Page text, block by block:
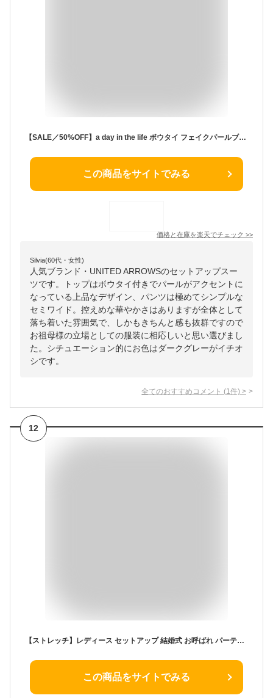
【SALE／50%OFF】a day in the life ボウタイ フェイクパールブラウス+パンツ-ウォッシャブル-＜A DAY IN THE LIFE＞ ユナイテッドアローズ アウトレット ワンピース・ドレス ワンピース グレー ベージュ ネイビー【送料無料】
この商品をサイトでみる
価格と在庫を楽天でチェック >>
Silvia(60代・女性)
人気ブランド・UNITED ARROWSのセットアップスー
ツです。トップはボウタイ付きでパールがアクセントに
なっている上品なデザイン、パンツは極めてシンプルな
セミワイド。控えめな華やかさはありますが全体として
落ち着いた雰囲気で、しかもきちんと感も抜群ですので
お祖母様の立場としての服装に相応しいと思い選びまし
た。シチュエーション的にお色はダークグレーがイチオ
シです。
全てのおすすめコメント (1 件) >
12
【ストレッチ】レディース セットアップ 結婚式 お呼ばれ パーティー ママスーツ パンツスーツ パンツドレス セレモニー フォーマルスーツ 七五三 卒園式 卒業式 入学式 ミセス 50代 40代 30代 上品 きれいめ 母親 大きいサイズ 黒 紺 即日発送 プレゼント ギフト
この商品をサイトでみる